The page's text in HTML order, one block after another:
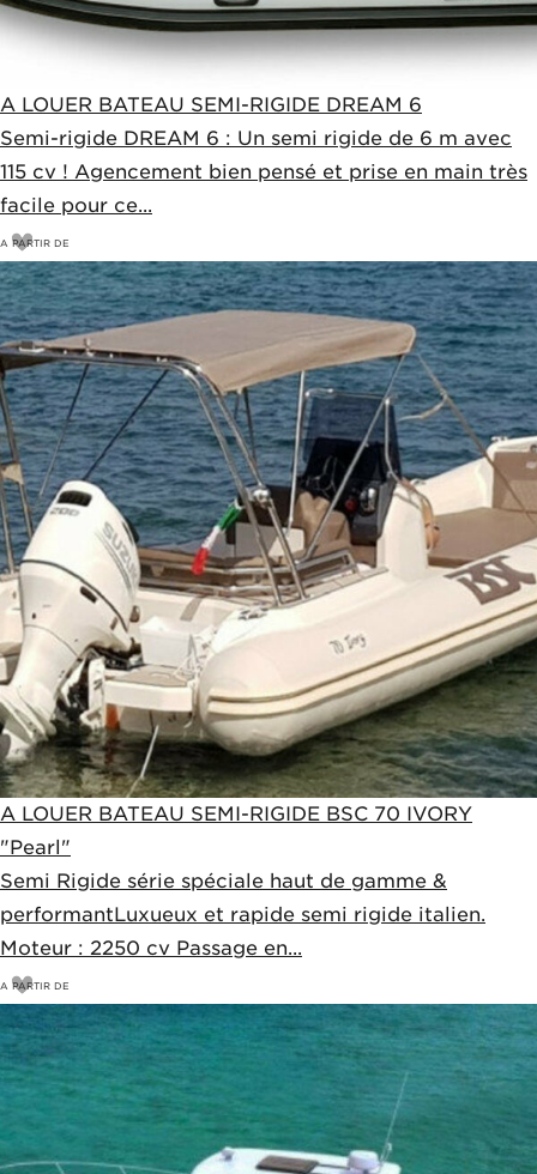
A LOUER BATEAU SEMI-RIGIDE DREAM 6
Semi-rigide DREAM 6 : Un semi rigide de 6 m avec
115 cv ! Agencement bien pensé et prise en main très
facile pour ce...
A PARTIR DE
350€
360€
A LOUER BATEAU SEMI-RIGIDE BSC 70 IVORY
"Pearl"
Semi Rigide série spéciale haut de gamme &
performantLuxueux et rapide semi rigide italien.
Moteur : 2250 cv Passage en...
A PARTIR DE
630
€
660€